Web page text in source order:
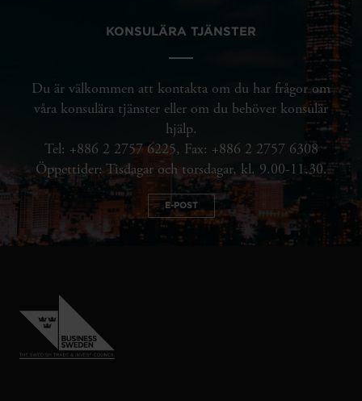
KONSULÄRA TJÄNSTER
Du är välkommen att kontakta om du har frågor om
våra konsulära tjänster eller om du behöver konsulär
hjälp.
Tel: +886 2 2757 6225, Fax: +886 2 2757 6308
Öppettider: Tisdagar och torsdagar, kl. 9.00-11.30.
E-POST